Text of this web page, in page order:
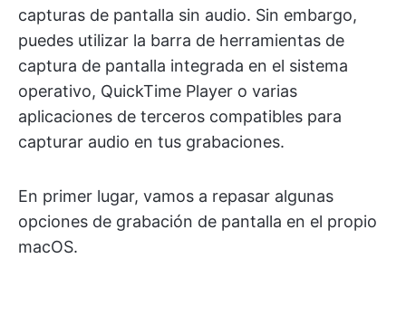
capturas de pantalla sin audio. Sin embargo,
puedes utilizar la barra de herramientas de
captura de pantalla integrada en el sistema
operativo, QuickTime Player o varias
aplicaciones de terceros compatibles para
capturar audio en tus grabaciones.
En primer lugar, vamos a repasar algunas
opciones de grabación de pantalla en el propio
macOS.